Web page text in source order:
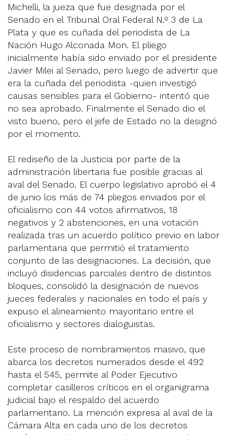
Michelli, la jueza que fue designada por el
Senado en el Tribunal Oral Federal N.º 3 de La
Plata y que es cuñada del periodista de La
Nación Hugo Alconada Mon. El pliego
inicialmente había sido enviado por el presidente
Javier Milei al Senado, pero luego de advertir que
era la cuñada del periodista -quien investigó
causas sensibles para el Gobierno- intentó que
no sea aprobado. Finalmente el Senado dio el
visto bueno, pero el jefe de Estado no la designó
por el momento.
El rediseño de la Justicia por parte de la
administración libertaria fue posible gracias al
aval del Senado. El cuerpo legislativo aprobó el 4
de junio los más de 74 pliegos enviados por el
oficialismo con 44 votos afirmativos, 18
negativos y 2 abstenciones, en una votación
realizada tras un acuerdo político previo en labor
parlamentaria que permitió el tratamiento
conjunto de las designaciones. La decisión, que
incluyó disidencias parciales dentro de distintos
bloques, consolidó la designación de nuevos
jueces federales y nacionales en todo el país y
expuso el alineamiento mayoritario entre el
oficialismo y sectores dialoguistas.
Este proceso de nombramientos masivo, que
abarca los decretos numerados desde el 492
hasta el 545, permite al Poder Ejecutivo
completar casilleros críticos en el organigrama
judicial bajo el respaldo del acuerdo
parlamentario. La mención expresa al aval de la
Cámara Alta en cada uno de los decretos